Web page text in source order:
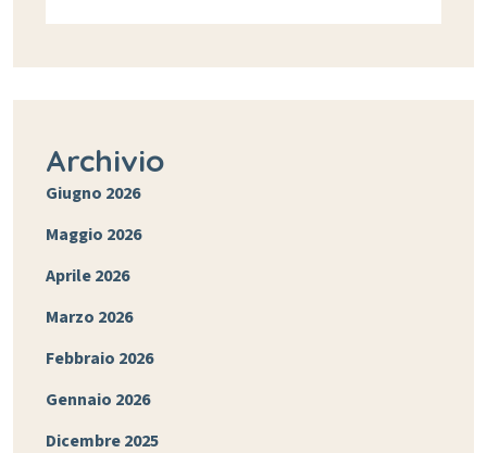
Archivio
Giugno 2026
Maggio 2026
Aprile 2026
Marzo 2026
Febbraio 2026
Gennaio 2026
Dicembre 2025